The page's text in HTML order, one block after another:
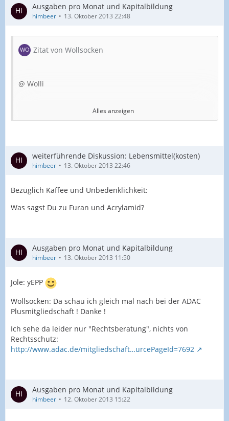
Ausgaben pro Monat und Kapitalbildung
himbeer 13. Oktober 2013 22:48
Zitat von Wollsocken
@ Wolli
Ich sehe da leider nur "Rechtsberatung", nichts von
http://www.adac.de/mitgliedschaft/leistu…
50 Euro Stromkosten >Vielleicht unklar formuliert. Das
sind die Kosten für die Energiversorgungswerke
Alles anzeigen
weiterführende Diskussion: Lebensmittel(kosten)
himbeer 13. Oktober 2013 22:46
Bezüglich Kaffee und Unbedenklichkeit:
Was sagst Du zu Furan und Acrylamid?
Ausgaben pro Monat und Kapitalbildung
himbeer 13. Oktober 2013 11:50
Jole: yEPP
Wollsocken: Da schau ich gleich mal nach bei der ADAC
Plusmitgliedschaft ! Danke !
Ich sehe da leider nur "Rechtsberatung", nichts von
Rechtsschutz:
http://www.adac.de/mitgliedschaft…urcePageId=7692
Ausgaben pro Monat und Kapitalbildung
himbeer 12. Oktober 2013 15:22